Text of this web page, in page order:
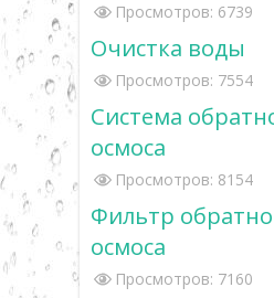
Просмотров: 6739
Очистка воды
Просмотров: 7554
Система
осмоса
Просмотров: 8154
Фильтр
осмоса
Просмотров: 7160